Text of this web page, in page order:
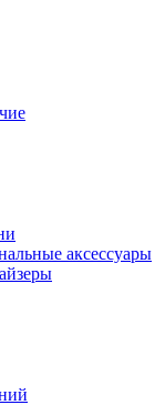
аксессуары